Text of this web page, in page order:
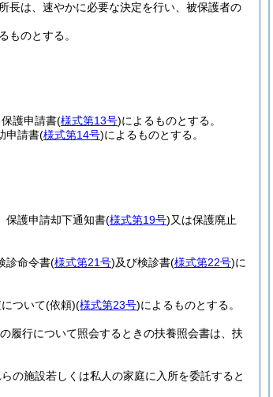
長は、速やかに必要な決定を行い、被保護者の
ものとする。
護申請書(様式第13号)によるものとする。
申請書(様式第14号)によるものとする。
、保護申請却下通知書(様式第19号)又は保護廃止
診命令書(様式第21号)及び検診書(様式第22号)に
ついて(依頼)(様式第23号)によるものとする。
履行について照会するときの扶養照会書は、扶
の施設若しくは私人の家庭に入所を委託すると